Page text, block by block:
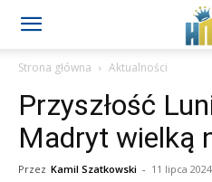
Strona główna Aktualności
Przyszłość
Madryt wielką
Przez Kamil Szatkowski - 11 lipca 2024